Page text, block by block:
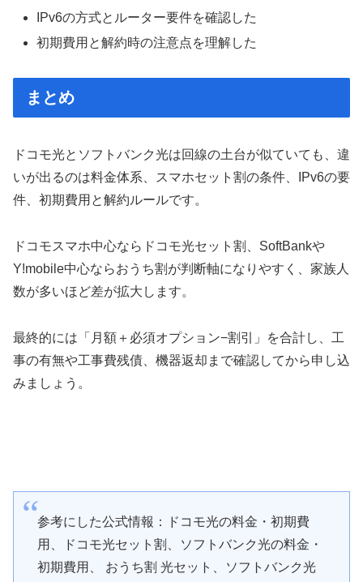
IPv6の方式とルーター要件を確認した
初期費用と解約時の注意点を理解した
まとめ
ドコモ光とソフトバンク光は回線の土台が似ていても、違
いが出るのは料金体系、スマホセット割の条件、IPv6の要
件、初期費用と解約ルールです。
ドコモスマホ中心ならドコモ光セット割、SoftBankや
Y!mobile中心ならおうち割が判断軸になりやすく、家族人
数が多いほど差が拡大します。
最終的には「月額＋必須オプション−割引」を合計し、工
事の有無や工事費残債、機器返却まで確認してから申し込
みましょう。
参考にした公式情報：ドコモ光の料金・初期費
用、ドコモ光セット割、ソフトバンク光の料金・
初期費用、 おうち割 光セット、ソフトバンク光